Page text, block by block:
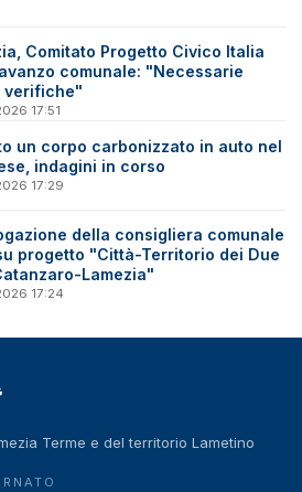
Comitato Progetto Civico Italia
comunale: "Necessarie
verifiche"
17:51
un corpo carbonizzato in auto nel
indagini in corso
17:29
della consigliera comunale
progetto "Città-Territorio dei Due
Lamezia"
17:24
Terme e del territorio Lametino